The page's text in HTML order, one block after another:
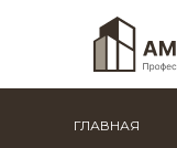
ГЛАВНАЯ